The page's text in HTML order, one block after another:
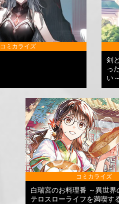
コミカライズ
剣
っ
い～
コミカライズ
白瑞宮のお料理番 ～異世界
テロスローライフを満喫す